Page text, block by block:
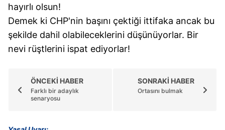
Sizlere daha iyi bir hizmet sunabilmek için İnternet
Sitemizde kendimize ve üçüncü kişilere ait çerezler
kullanılmaktadır. Bu çerezler vasıtasıyla çeşitli kişisel
verileriniz işlenmekte olup gerekli olan çerezler bilgi
kılınması ve kişiselleştirilmesi ve sizlere yönelik
reklam/pazarlama faaliyetlerinin yapılması, amaçlarıyla
hayırlı olsun!
Demek ki CHP'nin başını çektiği ittifaka ancak bu
şekilde dahil olabileceklerini düşünüyorlar. Bir
nevi rüştlerini ispat ediyorlar!
ÖNCEKİ HABER
Farklı bir adaylık
senaryosu
SONRAKİ HABER
Ortasını bulmak